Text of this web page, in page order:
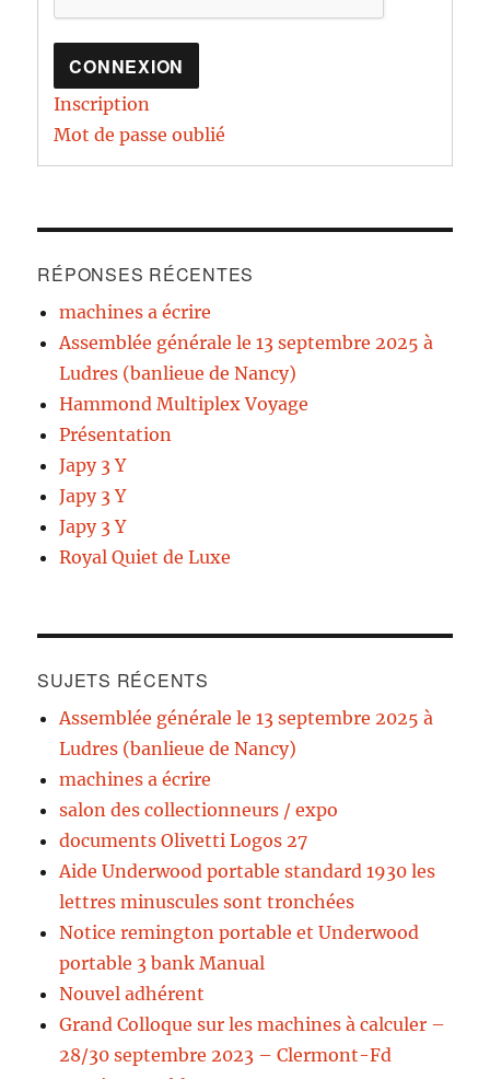
CONNEXION
Inscription
Mot de passe oublié
RÉPONSES RÉCENTES
machines a écrire
Assemblée générale le 13 septembre 2025 à
Ludres (banlieue de Nancy)
Hammond Multiplex Voyage
Présentation
Japy 3 Y
Japy 3 Y
Japy 3 Y
Royal Quiet de Luxe
SUJETS RÉCENTS
Assemblée générale le 13 septembre 2025 à
Ludres (banlieue de Nancy)
machines a écrire
salon des collectionneurs / expo
documents Olivetti Logos 27
Aide Underwood portable standard 1930 les
lettres minuscules sont tronchées
Notice remington portable et Underwood
portable 3 bank Manual
Nouvel adhérent
Grand Colloque sur les machines à calculer –
28/30 septembre 2023 – Clermont-Fd